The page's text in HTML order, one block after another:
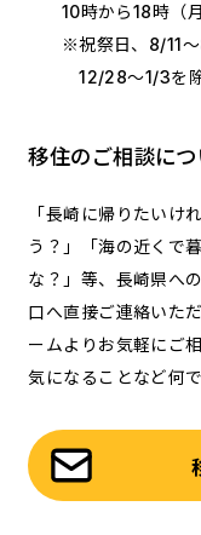
10時から18時（
※祝祭日、8/11～
12/28～1/3を除
移住のご相談につ
「長崎に帰りたいけ
う？」「海の近くで
な？」等、長崎県へ
口へ直接ご連絡いた
ームよりお気軽にご
気になることなど何